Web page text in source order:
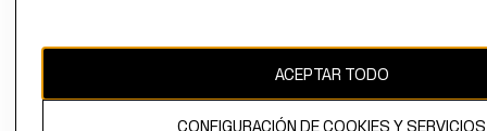
El contenido de esta página web está protegido por copyright y es
propiedad de H&M Hennes & Mauritz AB.ACEPTAR TODO
CONFIGURACIÓN DE COOKIES Y SERVICIOS